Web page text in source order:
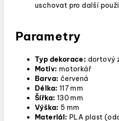
uschovat pro další
Parametry
Typ dekorace: dortový
Motiv: motorkář
Barva: červená
Délka: 117 mm
Šířka: 130 mm
Výška: 5 mm
Materiál: PLA plast